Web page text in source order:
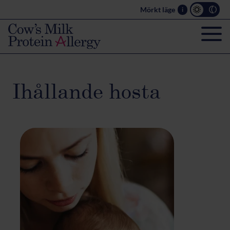
Mörkt läge i
Ihållande hosta